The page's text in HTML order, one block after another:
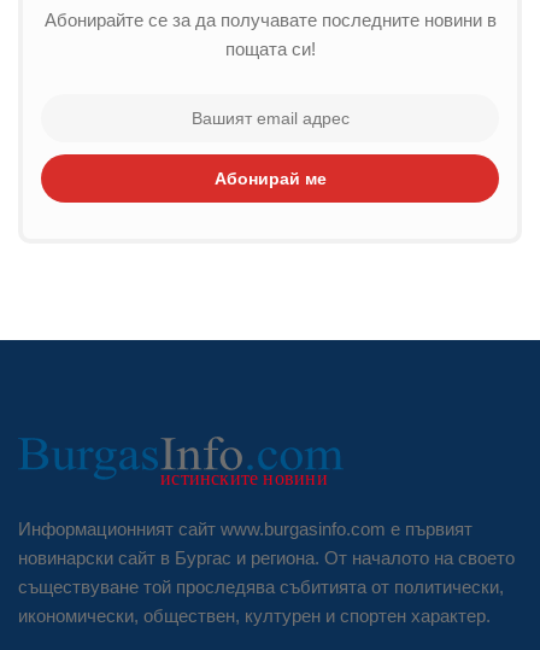
Абонирайте се за да получавате последните новини в
пощата си!
Абонирай ме
Информационният сайт www.burgasinfo.com е първият
новинарски сайт в Бургас и региона. От началото на своето
съществуване той проследява събитията от политически,
икономически, обществен, културен и спортен характер.